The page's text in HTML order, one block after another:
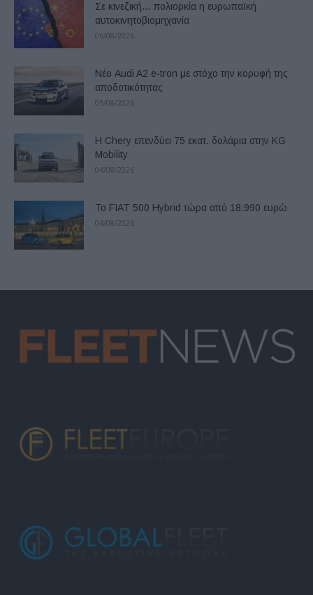
Σε κινεζική… πολιορκία η ευρωπαϊκή
αυτοκινητοβιομηχανία
06/08/2026
Νέο Audi A2 e-tron με στόχο την κορυφή της
αποδοτικότητας
05/08/2026
Η Chery επενδύει 75 εκατ. δολάρια στην KG
Mobility
04/08/2026
Το FIAT 500 Hybrid τώρα από 18.990 ευρώ
04/08/2026